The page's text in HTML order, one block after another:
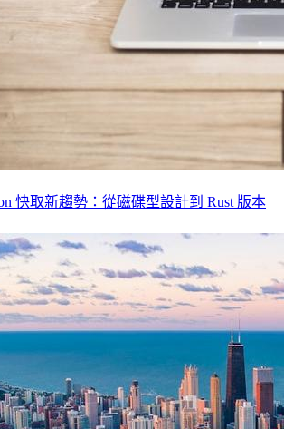
快取新趨勢：從磁碟型設計到 Rust 版本